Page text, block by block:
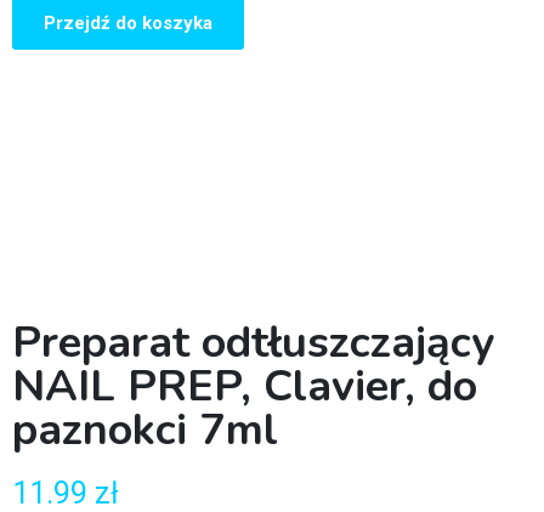
Przejdź do koszyka
Preparat odtłuszczający
NAIL PREP, Clavier, do
paznokci 7ml
11.99 zł